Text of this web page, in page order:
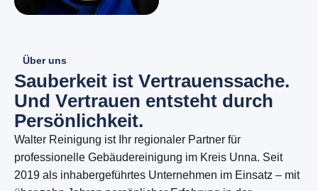
Über uns
Sauberkeit ist Vertrauenssache.
Und Vertrauen entsteht durch
Persönlichkeit.
Walter Reinigung ist Ihr regionaler Partner für
professionelle Gebäudereinigung im Kreis Unna. Seit
2019 als inhabergeführtes Unternehmen im Einsatz – mit